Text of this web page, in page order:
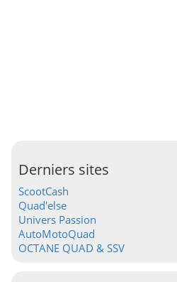
Derniers sites
ScootCash
Quad'else
Univers Passion
AutoMotoQuad
OCTANE QUAD & SSV